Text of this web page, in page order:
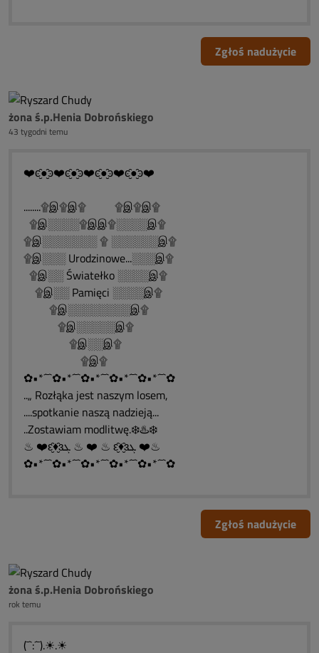
Zgłoś nadużycie
żona ś.p.Henia Dobrońskiego
43 tygodni temu
❤️ͼ̮̑●̮̑ͽ❤️ͼ̮̑●̮̑ͽ❤️ͼ̮̑●̮̑ͽ❤️ͼ̮̑●̮̑ͽ❤️
........۩இ۩இ۩ ۩இ۩இ۩
۩இ░░░░۩இஇ۩░░░░இ۩
۩இ░░░░░░░ ۩ ░░░░░░இ۩
۩இ░░░ Urodzinowe...░░░இ۩
۩இ░░ Światełko ░░░░இ۩
۩இ░░ Pamięci ░░░░இ۩
۩இ░░░░░░░░இ۩
۩இ░░░░░இ۩
۩இ░░இ۩
۩இ۩
✿•*´¯`✿•*´¯`✿•*´¯`✿•*´¯`✿•*´¯`✿
..„ Rozłąka jest naszym losem,
....spotkanie naszą nadzieją...
..Zostawiam modlitwę.❄️♨️❄️
♨ ❤️ԑ̮̑♦̮̑ɜܓ ♨ ❤️ ♨ ԑ̮̑♦̮̑ɜܓ ❤️♨
✿•*´¯`✿•*´¯`✿•*´¯`✿•*´¯`✿•*´¯`✿
Zgłoś nadużycie
żona ś.p.Henia Dobrońskiego
rok temu
(¯`:´¯).☀.☀